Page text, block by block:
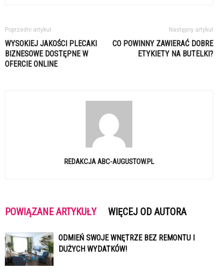
Poprzedni artykuł
WYSOKIEJ JAKOŚCI PLECAKI
BIZNESOWE DOSTĘPNE W
OFERCIE ONLINE
Następny artykuł
CO POWINNY ZAWIERAĆ DOBRE
ETYKIETY NA BUTELKI?
REDAKCJA ABC-AUGUSTOW.PL
POWIĄZANE ARTYKUŁY WIĘCEJ OD AUTORA
ODMIEŃ SWOJE WNĘTRZE BEZ REMONTU I
DUŻYCH WYDATKÓW!